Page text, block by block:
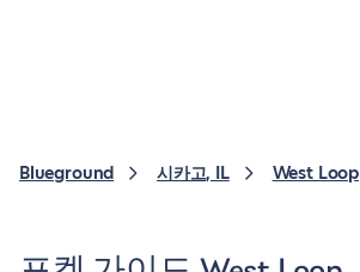
Blueground 시카고, IL West Loop